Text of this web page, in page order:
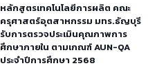
หลักสูตรเทคโนโลยีการผลิต คณะ
ครุศาสตร์อุตสาหกรรม มทร.ธัญบุรี
รับการตรวจประเมินคุณภาพการ
ศึกษาภายใน ตามเกณฑ์ AUN-QA
ประจำปีการศึกษา 2568